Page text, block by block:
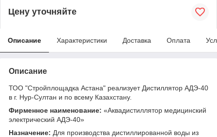
Цену уточняйте
Описание Характеристики Доставка Оплата
Описание
ТОО "Стройплощадка Астана" реализует Дистиллятор АДЭ-40
в г. Нур-Султан и по всему Казахстану.
Фирменное наименование: «Аквадистиллятор медицинский
электрический АДЭ-40»
Назначение: Для производства дистиллированной воды из